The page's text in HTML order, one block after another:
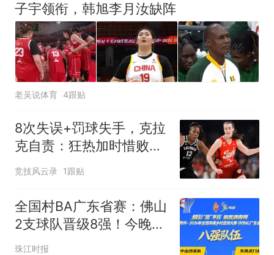
子宇领衔，韩旭李月汝缺阵
老吴说体育 4跟贴
8次失误+罚球失手，克拉
克自责：狂热加时惜败卫
冕冠军
竞技风云录 1跟贴
全国村BA广东省赛：佛山
2支球队晋级8强！今晚4
强战开打，附直播方式→
珠江时报